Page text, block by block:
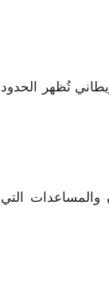
تُظهر الحدود
والمساعدات التي